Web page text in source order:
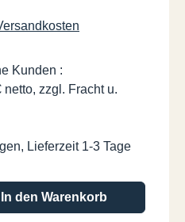
Kunden :
zzgl. Fracht u.
Lieferzeit 1-3 Tage
den gewünschten
In den Warenkorb